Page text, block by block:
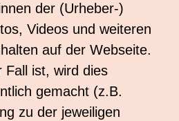
der (Urheber-)
Videos und weiteren
auf der Webseite.
Fall ist, wird dies
gemacht (z.B.
zu der jeweiligen